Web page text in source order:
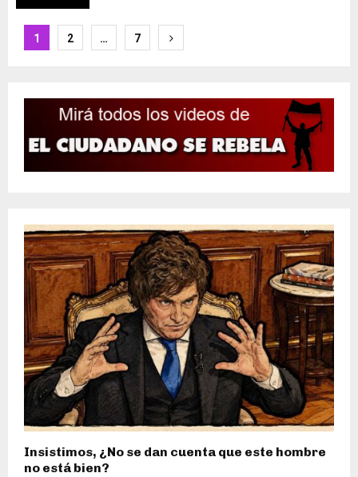
Paginación
entradas
1 2 … 7
Insistimos, ¿No se dan cuenta que este hombre
no está bien?